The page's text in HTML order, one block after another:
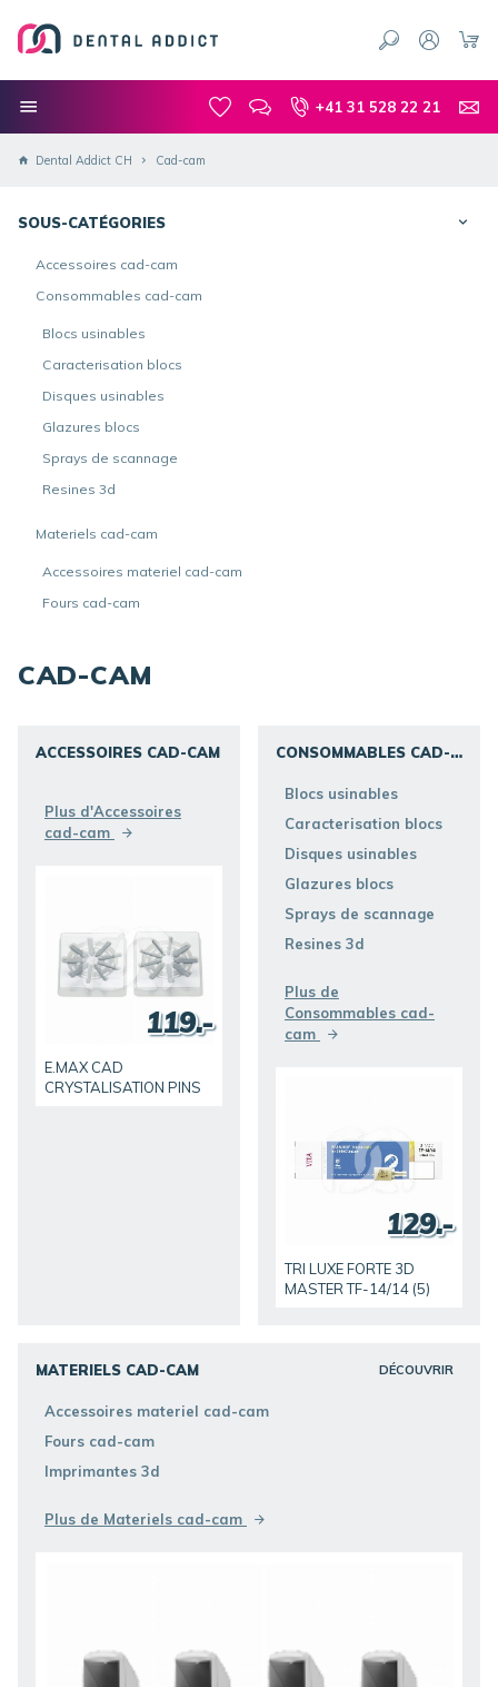
+41 31 528 22 21
Dental Addict CH Cad-cam
SOUS-CATÉGORIES
Accessoires cad-cam
Consommables cad-cam
Blocs usinables
Caracterisation blocs
Disques usinables
Glazures blocs
Sprays de scannage
Resines 3d
Materiels cad-cam
Accessoires materiel cad-cam
Fours cad-cam
CAD-CAM
ACCESSOIRES CAD-CAM
Plus d'Accessoires
cad-cam
E.MAX CAD
CRYSTALISATION PINS
119.-
CONSOMMABLES CAD-
Blocs usinables
Caracterisation blocs
Disques usinables
Glazures blocs
Sprays de scannage
Resines 3d
Plus de
Consommables cad-
cam
TRI LUXE FORTE 3D
MASTER TF-14/14 (5)
129.-
MATERIELS CAD-CAM DÉCOUVRIR
Accessoires materiel cad-cam
Fours cad-cam
Imprimantes 3d
Plus de Materiels cad-cam